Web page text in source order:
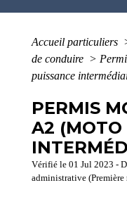
Accueil particuliers
de conduire >
puissance
PERMIS
A2 (MOTO
Vérifié le 01 Jul 2023 -
administrative (Première